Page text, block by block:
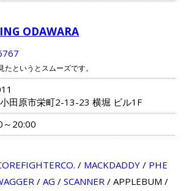
ODAWARA
たというとスムーズです。
田原市栄町2-13-23 横堀 ビル1F
～20:00
/ MACKDADDY/ PHE
/ AG / SCANNER/ APPLEBUM /